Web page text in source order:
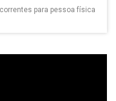
para pessoa física